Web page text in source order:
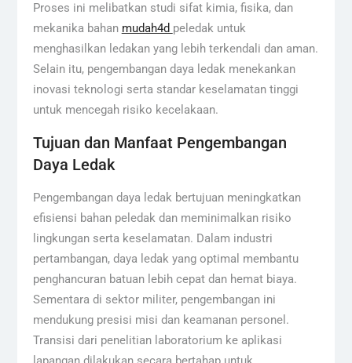
Proses ini melibatkan studi sifat kimia, fisika, dan
mekanika bahan mudah4d peledak untuk
menghasilkan ledakan yang lebih terkendali dan aman.
Selain itu, pengembangan daya ledak menekankan
inovasi teknologi serta standar keselamatan tinggi
untuk mencegah risiko kecelakaan.
Tujuan dan Manfaat Pengembangan
Daya Ledak
Pengembangan daya ledak bertujuan meningkatkan
efisiensi bahan peledak dan meminimalkan risiko
lingkungan serta keselamatan. Dalam industri
pertambangan, daya ledak yang optimal membantu
penghancuran batuan lebih cepat dan hemat biaya.
Sementara di sektor militer, pengembangan ini
mendukung presisi misi dan keamanan personel.
Transisi dari penelitian laboratorium ke aplikasi